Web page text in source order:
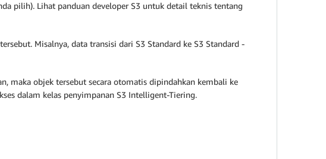
pilih). Lihat panduan developer S3 untuk detail teknis tentang
Misalnya, data transisi dari S3 Standard ke S3 Standard -
maka objek tersebut secara otomatis dipindahkan kembali ke
dalam kelas penyimpanan S3 Intelligent-Tiering.